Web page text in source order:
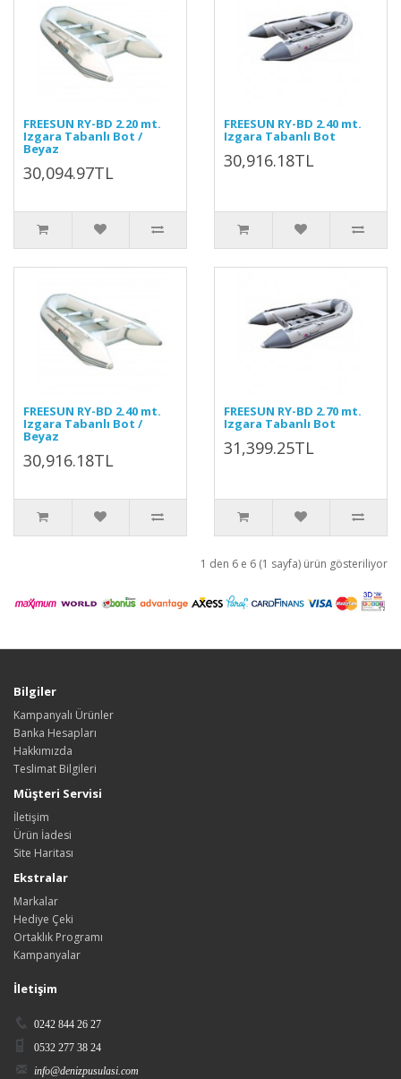
FREESUN RY-BD 2.20 mt.
Izgara Tabanlı Bot /
Beyaz
30,094.97TL
FREESUN RY-BD 2.40 mt.
Izgara Tabanlı Bot
30,916.18TL
FREESUN RY-BD 2.40 mt.
Izgara Tabanlı Bot /
Beyaz
30,916.18TL
FREESUN RY-BD 2.70 mt.
Izgara Tabanlı Bot
31,399.25TL
1 den 6 e 6 (1 sayfa) ürün gösteriliyor
Bilgiler
Kampanyalı Ürünler
Banka Hesapları
Hakkımızda
Teslimat Bilgileri
Müşteri Servisi
İletişim
Ürün İadesi
Site Haritası
Ekstralar
Markalar
Hediye Çeki
Ortaklık Programı
Kampanyalar
İletişim
0242 844 26 27
0532 277 38 24
info@denizpusulasi.com